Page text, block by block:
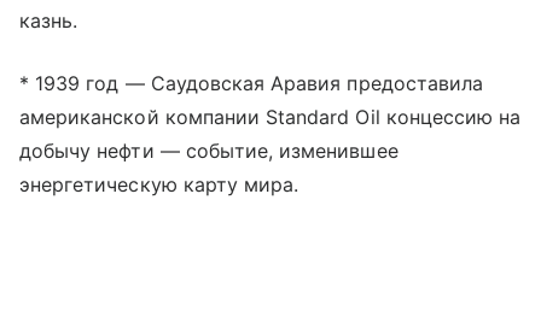
казнь.
* 1939 год — Саудовская Аравия предоставила
американской компании Standard Oil концессию на
добычу нефти — событие, изменившее
энергетическую карту мира.